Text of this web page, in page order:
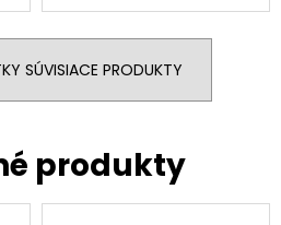
SÚVISIACE PRODUKTY